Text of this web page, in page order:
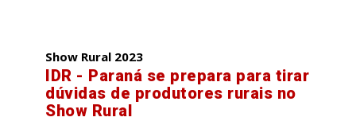
Show Rural 2023
IDR - Paraná se prepara para tirar
dúvidas de produtores rurais no
Show Rural